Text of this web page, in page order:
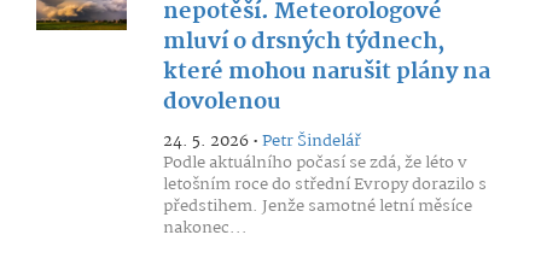
nepotěší. Meteorologové
mluví o drsných týdnech,
které mohou narušit plány na
dovolenou
24. 5. 2026 •Petr Šindelář
Podle aktuálního počasí se zdá, že léto v
letošním roce do střední Evropy dorazilo s
předstihem. Jenže samotné letní měsíce
nakonec...